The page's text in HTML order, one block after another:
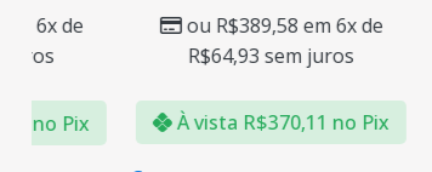
6x de
no Pix
ouR$389,58em 6x de
R$64,93sem juros
À vista R$370,11 no Pix